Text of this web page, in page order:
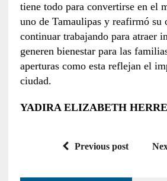
tiene todo para convertirse en el
uno de Tamaulipas y reafirmó su
continuar trabajando para atraer
generen bienestar para las
aperturas como esta reflejan el
ciudad.
YADIRA ELIZABETH
Previous post